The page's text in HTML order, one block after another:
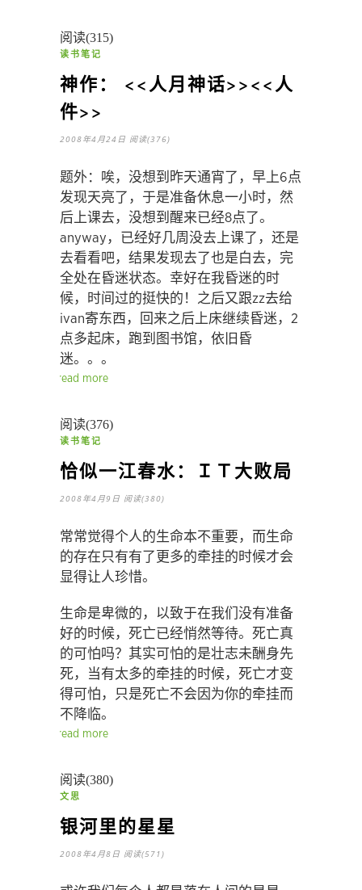
阅读(315)
读书笔记
神作： <<人月神话>><<人
件>>
2008年4月24日 阅读(376)
题外：唉，没想到昨天通宵了，早上6点
发现天亮了，于是准备休息一小时，然
后上课去，没想到醒来已经8点了。
anyway，已经好几周没去上课了，还是
去看看吧，结果发现去了也是白去，完
全处在昏迷状态。幸好在我昏迷的时
候，时间过的挺快的！之后又跟zz去给
ivan寄东西，回来之后上床继续昏迷，2
点多起床，跑到图书馆，依旧昏
迷。。。
read more
阅读(376)
读书笔记
恰似一江春水：ＩＴ大败局
2008年4月9日 阅读(380)
常常觉得个人的生命本不重要，而生命
的存在只有有了更多的牵挂的时候才会
显得让人珍惜。
生命是卑微的，以致于在我们没有准备
好的时候，死亡已经悄然等待。死亡真
的可怕吗？其实可怕的是壮志未酬身先
死，当有太多的牵挂的时候，死亡才变
得可怕，只是死亡不会因为你的牵挂而
不降临。
read more
阅读(380)
文思
银河里的星星
2008年4月8日 阅读(571)